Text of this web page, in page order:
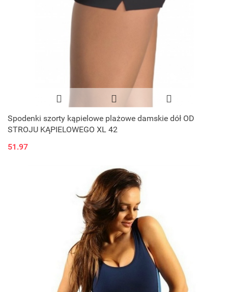
Spodenki szorty kąpielowe plażowe damskie dół OD
STROJU KĄPIELOWEGO XL 42
51.97